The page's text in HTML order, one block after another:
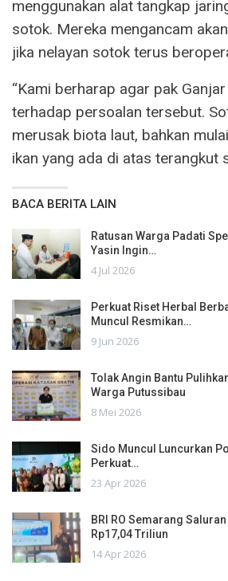
menggunakan alat tangkap
sotok. Mereka mengancam
jika nelayan sotok terus
“Kami berharap agar pak
terhadap persoalan tersebut.
merusak biota laut, bahkan
ikan yang ada di atas terangkut
BACA BERITA LAIN
Ratusan Warga Padati
Yasin Ingin…
4 Jul 2026
Perkuat Riset Herbal
Muncul Resmikan…
9 Jun 2026
Tolak Angin Bantu
Warga Putussibau
8 Mei 2026
Sido Muncul Luncurkan
Perkuat…
23 Apr 2026
BRI RO Semarang
Rp17,04 Triliun
14 Apr 2026